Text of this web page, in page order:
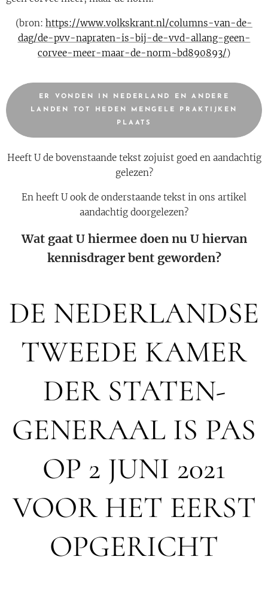
(bron: https://www.volkskrant.nl/columns-van-de-
dag/de-pvv-napraten-is-bij-de-vvd-allang-geen-
corvee-meer-maar-de-norm~bd890893/)
ER VONDEN IN NEDERLAND EN ANDERE
LANDEN TOT HEDEN MENGELE PRAKTIJKEN
PLAATS
Heeft U de bovenstaande tekst zojuist goed en aandachtig
gelezen?
En heeft U ook de onderstaande tekst in ons artikel
aandachtig doorgelezen?
Wat gaat U hiermee doen nu U hiervan
kennisdrager bent geworden?
DE NEDERLANDSE
TWEEDE KAMER
DER STATEN-
GENERAAL IS PAS
OP 2 JUNI 2021
VOOR HET EERST
OPGERICHT